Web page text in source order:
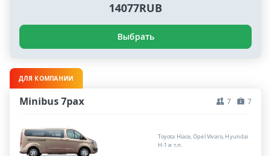
14077RUB
Выбрать
ДЛЯ КОМПАНИИ
Minibus 7pax 7 7
Toyota Hiace, Opel Vivaro, Hyundai
H-1 и т.п.